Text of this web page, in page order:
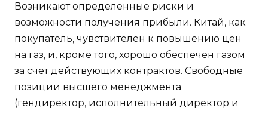
Возникают определенные риски и
возможности получения прибыли. Китай, как
покупатель, чувствителен к повышению цен
на газ, и, кроме того, хорошо обеспечен газом
за счет действующих контрактов. Свободные
позиции высшего менеджмента
(гендиректор, исполнительный директор и